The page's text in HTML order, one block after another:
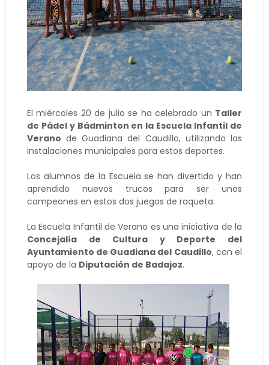
El miércoles 20 de julio se ha celebrado un Taller
de Pádel y Bádminton en la Escuela Infantil de
Verano de Guadiana del Caudillo, utilizando las
instalaciones municipales para estos deportes.
Los alumnos de la Escuela se han divertido y han
aprendido nuevos trucos para ser unos
campeones en estos dos juegos de raqueta.
La Escuela Infantil de Verano es una iniciativa de la
Concejalía de Cultura y Deporte del
Ayuntamiento de Guadiana del Caudillo, con el
apoyo de la Diputación de Badajoz.